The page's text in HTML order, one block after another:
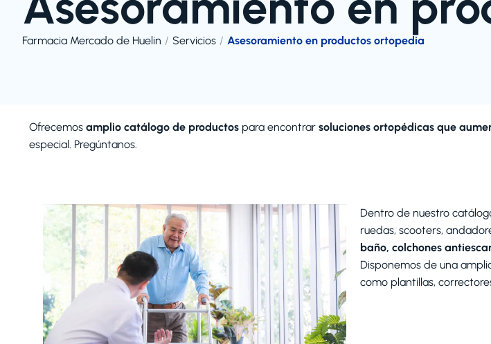
Farmacia Mercado de Huelin Servicios Asesoramiento en productos ortopedia
Ofrecemos amplio catálogo de productos para encontrar soluciones ortopédicas que
especial. Pregúntanos.
Dentro de nuestro
ruedas, scooters,
baño, colchones
Disponemos de una
como plantillas,